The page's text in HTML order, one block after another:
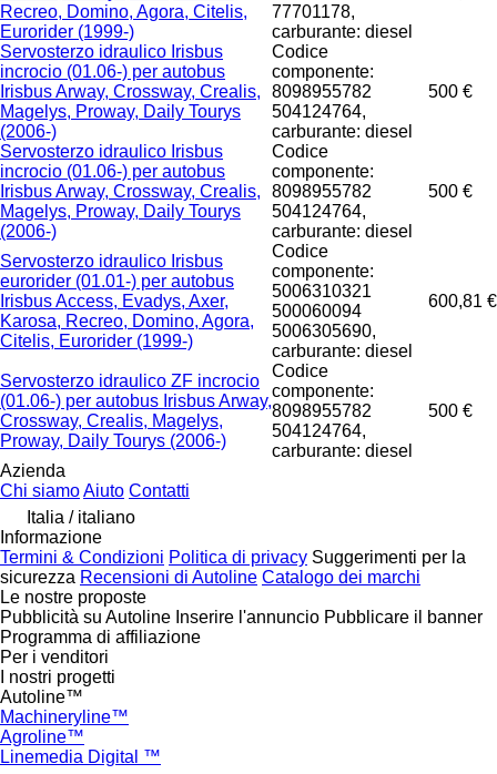
Recreo, Domino, Agora, Citelis,
Eurorider (1999-)
77701178,
carburante: diesel
Servosterzo idraulico Irisbus
incrocio (01.06-) per autobus
Irisbus Arway, Crossway, Crealis,
Magelys, Proway, Daily Tourys
(2006-)
Codice
componente:
8098955782
504124764,
carburante: diesel
500 €
Servosterzo idraulico Irisbus
incrocio (01.06-) per autobus
Irisbus Arway, Crossway, Crealis,
Magelys, Proway, Daily Tourys
(2006-)
Codice
componente:
8098955782
504124764,
carburante: diesel
500 €
Servosterzo idraulico Irisbus
eurorider (01.01-) per autobus
Irisbus Access, Evadys, Axer,
Karosa, Recreo, Domino, Agora,
Citelis, Eurorider (1999-)
Codice
componente:
5006310321
500060094
5006305690,
carburante: diesel
600,81 €
Servosterzo idraulico ZF incrocio
(01.06-) per autobus Irisbus Arway,
Crossway, Crealis, Magelys,
Proway, Daily Tourys (2006-)
Codice
componente:
8098955782
504124764,
carburante: diesel
500 €
Azienda
Chi siamoAiuto Contatti
Italia / italiano
Informazione
Termini & Condizioni Politica di privacy Suggerimenti per la
sicurezza Recensioni di Autoline Catalogo dei marchi
Le nostre proposte
Pubblicità su Autoline Inserire l'annuncio Pubblicare il banner
Programma di affiliazione
Per i venditori
I nostri progetti
Autoline™
Machineryline™
Agroline™
Linemedia Digital ™